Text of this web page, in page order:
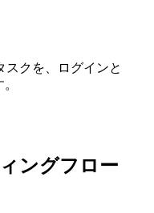
スクを、ログインと
ングフロー